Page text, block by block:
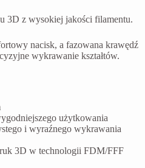
3D z wysokiej jakości filamentu.
nacisk, a fazowana krawędź
wykrawanie kształtów.
użytkowania
i wyraźnego wykrawania
3D w technologii FDM/FFF